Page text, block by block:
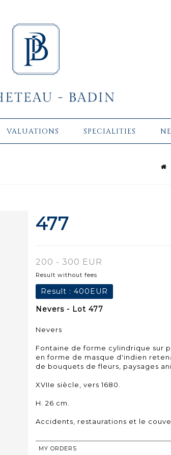
VALUATIONS SPECIALITIES
477
200 - 300 EUR
Result without fees
Result : 400EUR
Nevers - Lot 477
Nevers
Fontaine de forme cylindrique sur
en forme de masque d'indien
de bouquets de fleurs, paysages
XVIIe siècle, vers 1680.
H. 26 cm.
Accidents, restaurations et le
MY ORDERS